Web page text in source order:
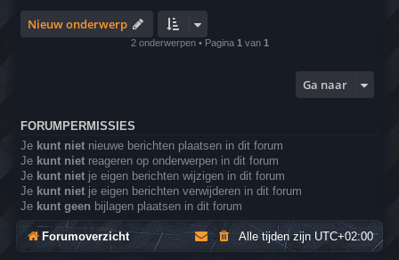
Nieuw onderwerp
2 onderwerpen • Pagina 1 van 1
Ga naar
FORUMPERMISSIES
Je kunt niet nieuwe berichten plaatsen in dit forum
Je kunt niet reageren op onderwerpen in dit forum
Je kunt niet je eigen berichten wijzigen in dit forum
Je kunt niet je eigen berichten verwijderen in dit forum
Je kunt geen bijlagen plaatsen in dit forum
Forumoverzicht Alle tijden zijnUTC+02:00